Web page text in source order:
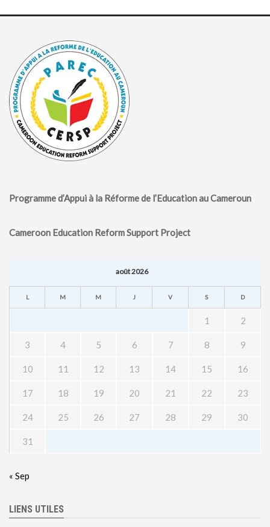
Programme d’Appui à la Réforme de l’Education au Cameroun
Cameroon Education Reform Support Project
août 2026
L M M J V S D
1 2
3 4 5 6 7 8 9
10 11 12 13 14 15 16
17 18 19 20 21 22 23
24 25 26 27 28 29 30
31
« Sep
LIENS UTILES